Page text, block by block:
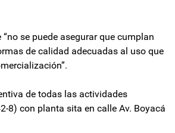
se puede asegurar que cumplan
de calidad adecuadas al uso que
de todas las actividades
8) con planta sita en calle Av. Boyacá